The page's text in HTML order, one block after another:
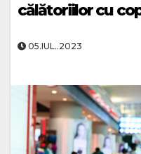
călătoriilor cu
05.IUL..2023